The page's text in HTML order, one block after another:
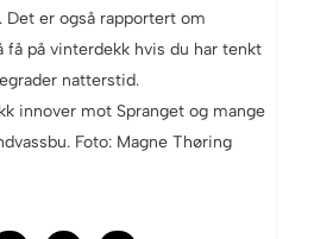
er også rapportert om
få på vinterdekk hvis du har tenkt
natterstid.
innover mot Spranget og mange
Foto: Magne Thøring